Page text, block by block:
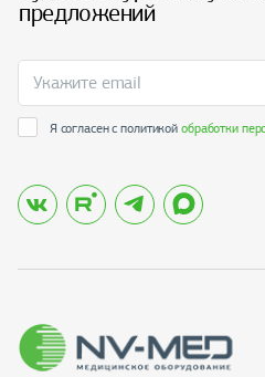
предложений
Я согласен с политикойобработки